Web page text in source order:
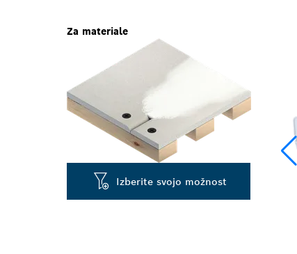
Za materiale
Izberite svojo možnost